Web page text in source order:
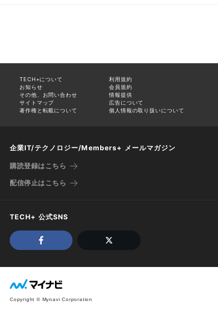
TECH+について
利用規約
お知らせ
会員規約
その他、お問い合わせ
情報提供
サイトマップ
広告について
著作権と転載について
個人情報の取り扱いについて
企業IT/テクノロジー/Members+ メールマガジン
購読登録はこちら
配信停止はこちら
TECH+ 公式SNS
Copyright © Mynavi Corporation